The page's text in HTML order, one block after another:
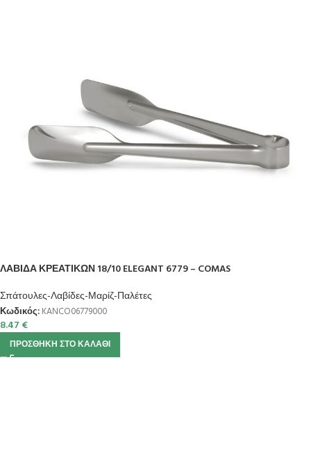
ΛΑΒΙΔΑ ΚΡΕΑΤΙΚΩΝ 18/10 ELEGANT 6779 – COMAS
Σπάτουλες-Λαβίδες-Μαρίζ-Παλέτες
Κωδικός: KANCO06779000
8.47 €
ΠΡΟΣΘΉΚΗ ΣΤΟ ΚΑΛΆΘΙ